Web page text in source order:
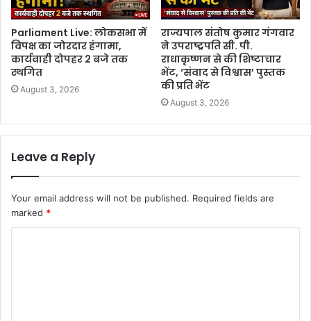
Parliament Live: लोकसभा में
विपक्ष का जोरदार हंगामा,
कार्यवाही दोपहर 2 बजे तक
स्थगित
August 3, 2026
राज्यपाल संतोष कुमार गंगवार
ने उपराष्ट्रपति सी. पी.
राधाकृष्णन से की शिष्टाचार
भेंट, ‘संवाद से विश्वास’ पुस्तक
की प्रति भेंट
August 3, 2026
Leave a Reply
Your email address will not be published. Required fields are
marked *